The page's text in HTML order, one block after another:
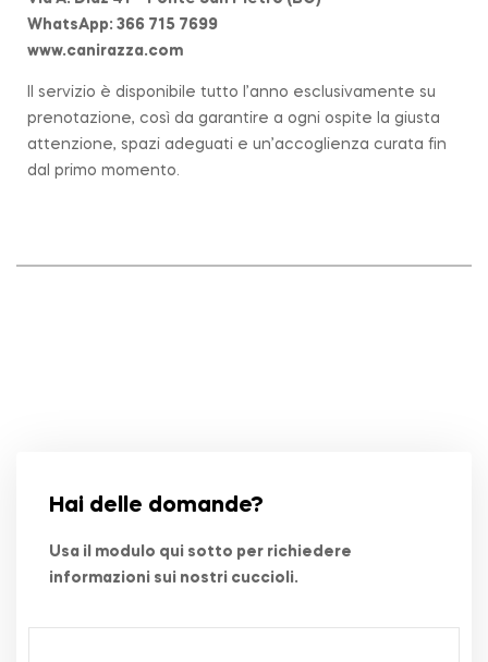
WhatsApp: 366 715 7699
www.canirazza.com
Il servizio è disponibile tutto l’anno esclusivamente su
prenotazione, così da garantire a ogni ospite la giusta
attenzione, spazi adeguati e un’accoglienza curata fin
dal primo momento.
Hai delle domande?
Usa il modulo qui sotto per richiedere
informazioni sui nostri cuccioli.